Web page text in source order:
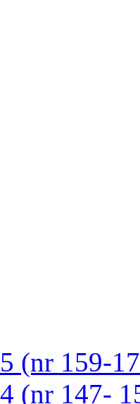
(nr 159-
(nr 147-